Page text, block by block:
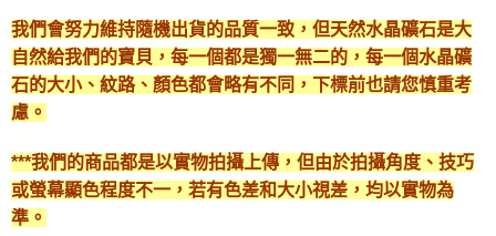
我們會努力維持隨機出貨的品質一致，但天然水晶礦石是大
自然給我們的寶貝，每一個都是獨一無二的，每一個水晶礦
石的大小、紋路、顏色都會略有不同，下標前也請您慎重考
慮。
***我們的商品都是以實物拍攝上傳，但由於拍攝角度、技巧
或螢幕顯色程度不一，若有色差和大小視差，均以實物為
準。